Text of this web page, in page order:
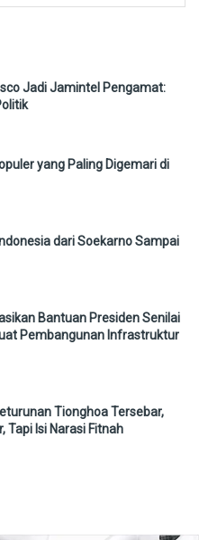
Jadi Jamintel Pengamat:
yang Paling Digemari di
dari Soekarno Sampai
Bantuan Presiden Senilai
Pembangunan Infrastruktur
Tionghoa Tersebar,
Tapi Isi Narasi Fitnah